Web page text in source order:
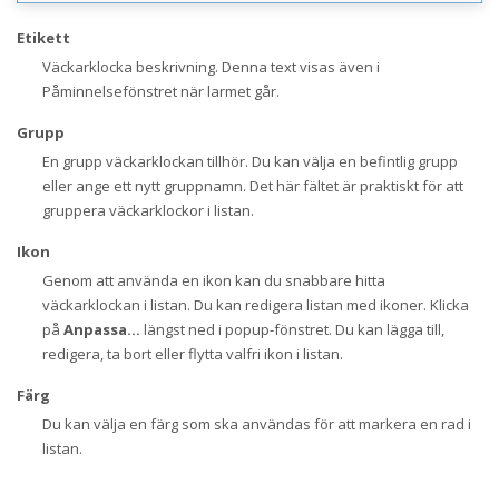
Etikett
Väckarklocka beskrivning. Denna text visas även i
Påminnelsefönstret när larmet går.
Grupp
En grupp väckarklockan tillhör. Du kan välja en befintlig grupp
eller ange ett nytt gruppnamn. Det här fältet är praktiskt för att
gruppera väckarklockor i listan.
Ikon
Genom att använda en ikon kan du snabbare hitta
väckarklockan i listan. Du kan redigera listan med ikoner. Klicka
påAnpassa... längst ned i popup-fönstret. Du kan lägga till,
redigera, ta bort eller flytta valfri ikon i listan.
Färg
Du kan välja en färg som ska användas för att markera en rad i
listan.